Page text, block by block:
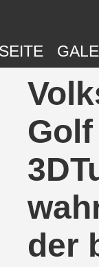
Golf
der